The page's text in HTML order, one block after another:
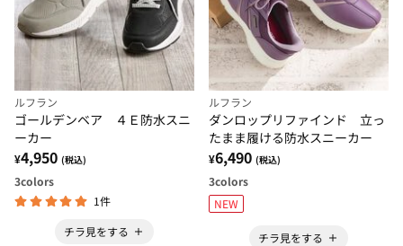
ルフラン
ゴールデンベア ４Ｅ防水スニ
ーカー
¥4,950 (税込)
3colors
1件
チラ見をする
ルフラン
ダンロップリファインド 立っ
たまま履ける防水スニーカー
¥6,490 (税込)
3colors
NEW
チラ見をする